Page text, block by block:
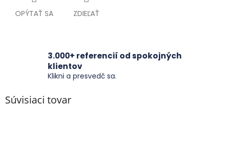
OPÝTAŤ SA ZDIEĽAŤ
3.000+ referencií od spokojných
klientov
Klikni a presvedč sa.
Súvisiaci tovar